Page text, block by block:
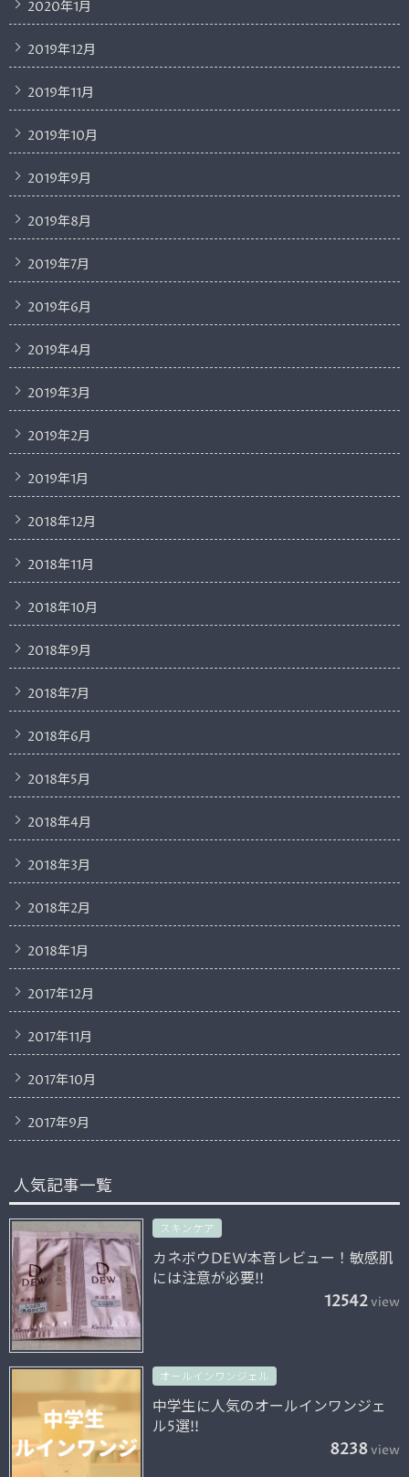
2020年1月
2019年12月
2019年11月
2019年10月
2019年9月
2019年8月
2019年7月
2019年6月
2019年4月
2019年3月
2019年2月
2019年1月
2018年12月
2018年11月
2018年10月
2018年9月
2018年7月
2018年6月
2018年5月
2018年4月
2018年3月
2018年2月
2018年1月
2017年12月
2017年11月
2017年10月
2017年9月
人気記事一覧
スキンケア
カネボウDEW本音レビュー！敏感肌
には注意が必要!!
12542view
オールインワンジェル
中学生に人気のオールインワンジェ
ル5選!!
8238view